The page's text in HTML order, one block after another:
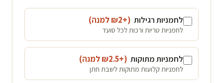
לחמניות רגילות (+₪
2 למנה)
לחמניות טריות ורכות לכל סועד
לחמניות מתוקות (+₪
2.5 למנה)
לחמניות קלועות מתוקות לשבת חתן